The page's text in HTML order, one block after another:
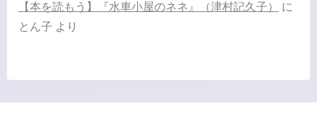
【本を読もう】『水車小屋のネネ』（津村記久子）
に
とん子 より